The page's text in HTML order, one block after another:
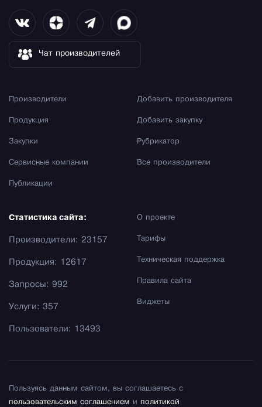
Чат производителей
Производители
Продукция
Закупки
Сервисные компании
Публикации
Добавить производителя
Добавить закупку
Рубрикатор
Все производители
О проекте
Тарифы
Техническая поддержка
Правила сайта
Виджеты
Статистика сайта:
Производители: 23157
Продукция: 12617
Запросы: 992
Услуги: 357
Пользователи: 13493
Пользуясь данным сайтом, вы соглашаетесь с
пользовательским соглашением и политикой